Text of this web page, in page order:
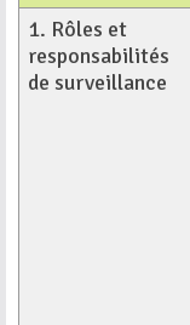
1. Rôles et
responsabilités
de surveillance